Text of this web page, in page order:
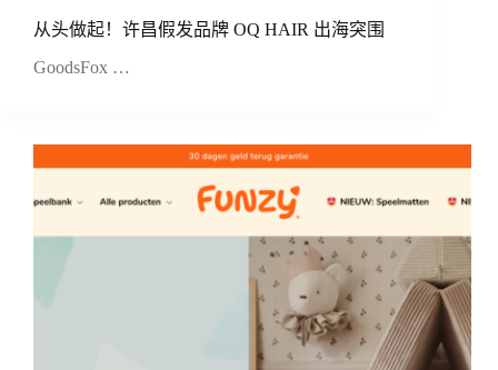
从头做起！许昌假发品牌 OQ HAIR 出海突围
GoodsFox …